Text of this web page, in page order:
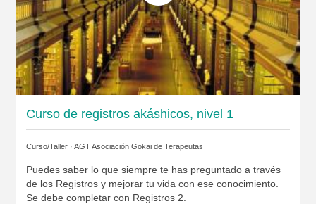
Curso de registros akáshicos, nivel 1
Curso/Taller · AGT Asociación Gokai de Terapeutas
Puedes saber lo que siempre te has preguntado a través
de los Registros y mejorar tu vida con ese conocimiento.
Se debe completar con Registros 2.